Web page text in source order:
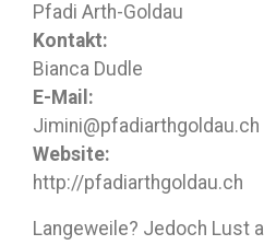
Pfadi Arth-Goldau
Kontakt:
Bianca Dudle
E-Mail:
Jimini@pfadiarthgoldau.ch
Website:
http://pfadiarthgoldau.ch
Langeweile? Jedoch Lust